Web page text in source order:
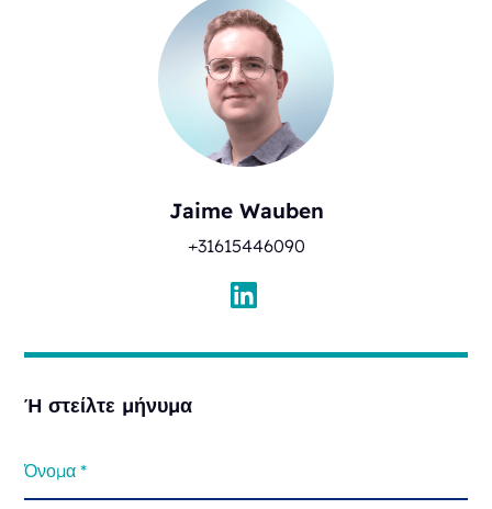
Jaime Wauben
+31615446090
Ή στείλτε μήνυμα